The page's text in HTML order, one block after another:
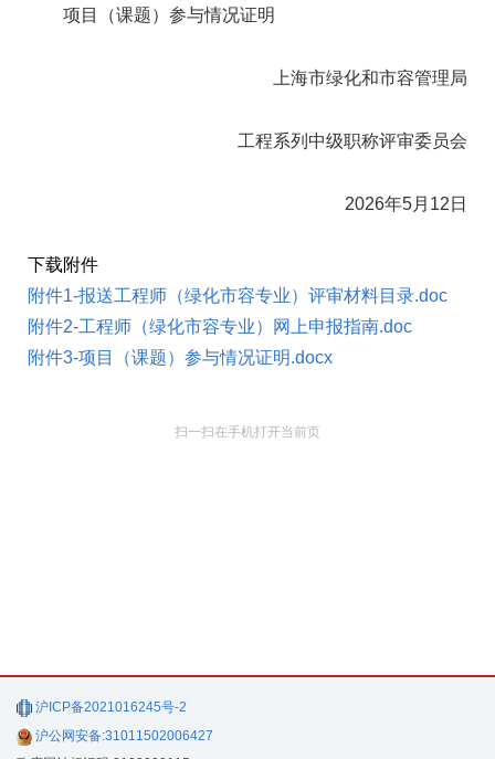
项目（课题）参与情况证明
上海市绿化和市容管理局
工程系列中级职称评审委员会
2026年5月12日
下载附件
附件1-报送工程师（绿化市容专业）评审材料目录.doc
附件2-工程师（绿化市容专业）网上申报指南.doc
附件3-项目（课题）参与情况证明.docx
扫一扫在手机打开当前页
沪ICP备2021016245号-2
沪公网安备:31011502006427